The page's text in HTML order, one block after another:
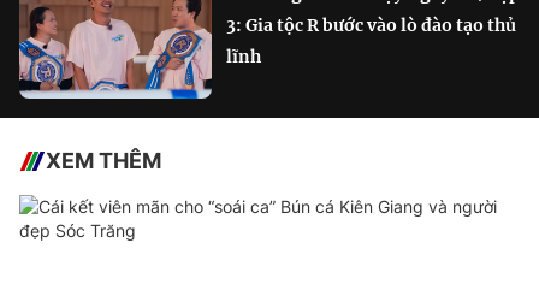
3: Gia tộc R bước vào lò đào tạo thủ
lĩnh
XEM THÊM